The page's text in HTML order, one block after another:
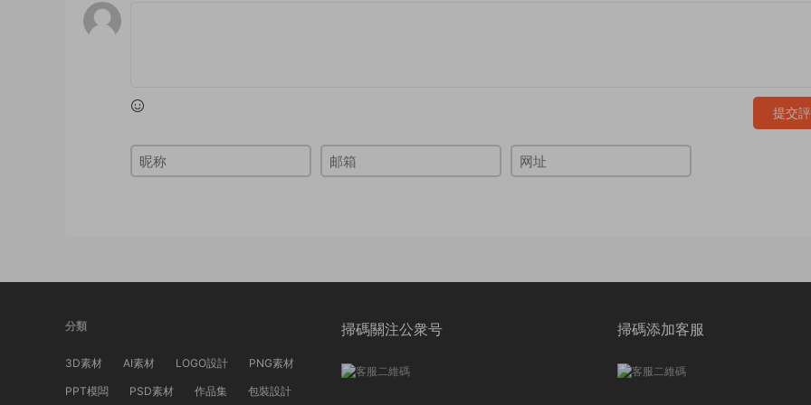
提交
分類
3D素材 AI素材 LOGO設計 PNG素材
PPT模闆 PSD素材 作品集 包裝設計
掃碼關注公衆号 掃碼添加客服